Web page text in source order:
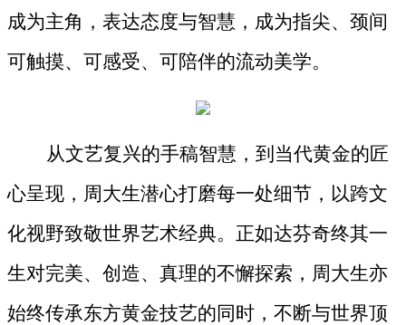
成为主角，表达态度与智慧，成为指尖、颈间
可触摸、可感受、可陪伴的流动美学。
从文艺复兴的手稿智慧，到当代黄金的匠
心呈现，周大生潜心打磨每一处细节，以跨文
化视野致敬世界艺术经典。正如达芬奇终其一
生对完美、创造、真理的不懈探索，周大生亦
始终传承东方黄金技艺的同时，不断与世界顶